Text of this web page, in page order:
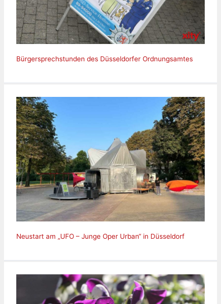
Bürgersprechstunden des Düsseldorfer Ordnungsamtes
Neustart am „UFO – Junge Oper Urban“ in Düsseldorf